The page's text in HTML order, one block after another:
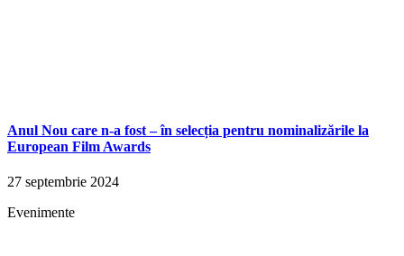
Anul Nou care n-a fost – în selecția pentru nominalizările la
European Film Awards
27 septembrie 2024
Evenimente